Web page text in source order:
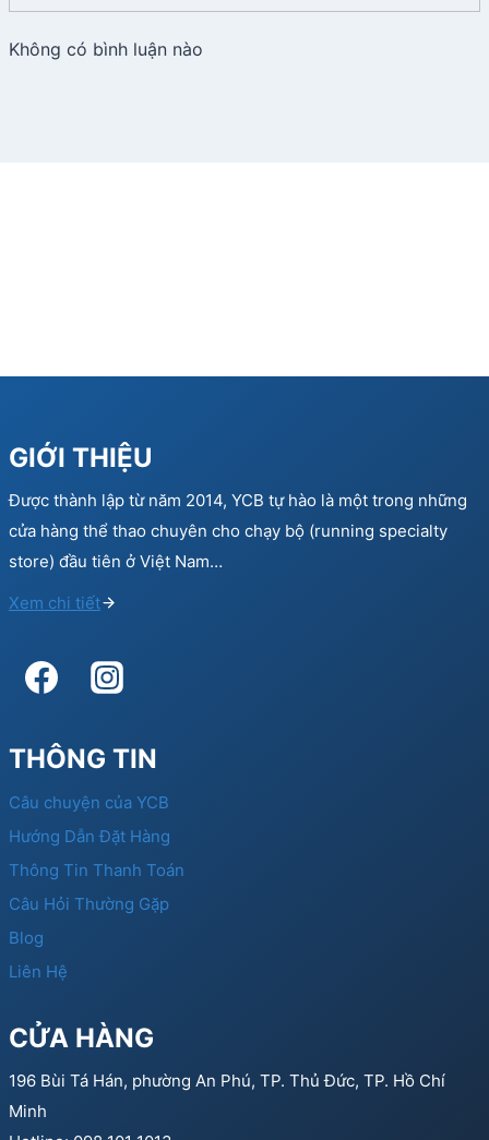
Không có bình luận nào
GIỚI THIỆU
Được thành lập từ năm 2014, YCB tự hào là một trong những
cửa hàng thể thao chuyên cho chạy bộ (running specialty
store) đầu tiên ở Việt Nam…
Xem chi tiết
THÔNG TIN
Câu chuyện của YCB
Hướng Dẫn Đặt Hàng
Thông Tin Thanh Toán
Câu Hỏi Thường Gặp
Blog
Liên Hệ
CỬA HÀNG
196 Bùi Tá Hán, phường An Phú, TP. Thủ Đức, TP. Hồ Chí
Minh